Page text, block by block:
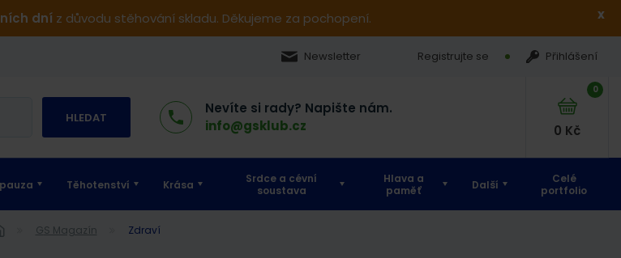
dníz důvodu stěhování skladu. Děkujeme za pochopení. x
Newsletter Registrujte se Přihlášení
HLEDAT
Nevíte si rady? Napište nám.
info@gsklub.cz
0
0 Kč
Těhotenství Krása
Srdce a cévní
soustava
Hlava a
paměť
Další
Celé
portfolio
GS Magazín Zdraví